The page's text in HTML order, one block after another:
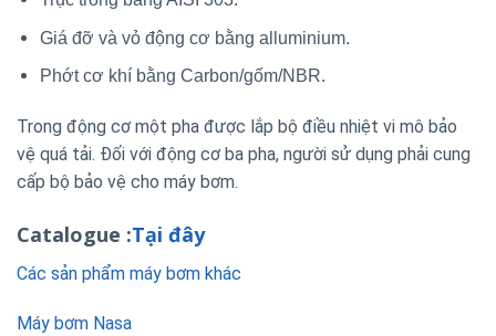
Giá đỡ và vỏ động cơ bằng alluminium.
Phớt cơ khí bằng Carbon/gốm/NBR.
Trong động cơ một pha được lắp bộ điều nhiệt vi mô bảo
vệ quá tải. Đối với động cơ ba pha, người sử dụng phải cung
cấp bộ bảo vệ cho máy bơm.
Catalogue :Tại đây
Các sản phẩm máy bơm khác
Máy bơm Nasa